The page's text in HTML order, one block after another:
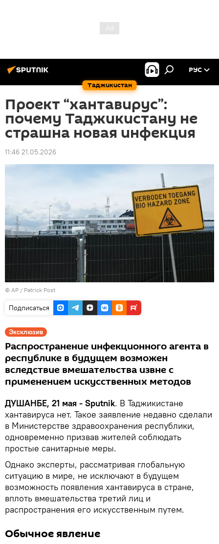
Таджикистан
РУС
Проект “хантавирус”:
почему Таджикистану не
страшна новая инфекция
11:46 21.05.2026
© AP / Patrick Post
Подписаться
Эксклюзив
Распространение инфекционного агента в
республике в будущем возможен
вследствие вмешательства извне с
применением искусственных методов
ДУШАНБЕ, 21 мая - Sputnik. В Таджикистане
хантавируса нет. Такое заявление недавно сделали
в Министерстве здравоохранения республики,
одновременно призвав жителей соблюдать
простые санитарные меры.
Однако эксперты, рассматривая глобальную
ситуацию в мире, не исключают в будущем
возможность появления хантавируса в стране,
вплоть вмешательства третий лиц и
распространения его искусственным путем.
Обычное явление